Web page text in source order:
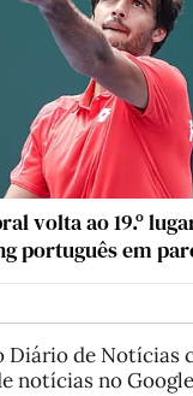
volta ao 19.º
português em
Diário de Notícias
notícias no